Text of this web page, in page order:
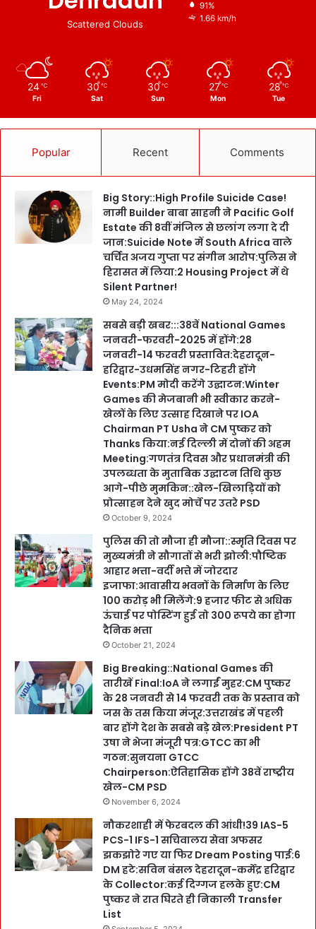
Scattered Clouds
91%
1.66 km/h
24 ℃
Fri
30 ℃
Sat
30 ℃
Sun
27 ℃
Mon
28 ℃
Tue
Popular Recent Comments
Big Story::High Profile Suicide Case!
नामी Builder बाबा साहनी ने Pacific Golf
Estate की 8वीं मंजिल से छलांग लगा दे दी
जान:Suicide Note में South Africa वाले
चर्चित अजय गुप्ता पर संगीन आरोप:पुलिस ने
हिरासत में लिया:2 Housing Project में थे
Silent Partner!
May 24, 2024
सबसे बड़ी खबर:::38वें National Games
जनवरी-फरवरी-2025 में होंगे:28
जनवरी-14 फरवरी प्रस्तावित:देहरादून-
हरिद्वार-उधमसिंह नगर-टिहरी होंगे
Events:PM मोदी करेंगे उद्घाटन:Winter
Games की मेजबानी भी स्वीकार करने-
खेलों के लिए उत्साह दिखाने पर IOA
Chairman PT Usha ने CM पुष्कर को
Thanks किया:नई दिल्ली में दोनों की अहम
Meeting:गणतंत्र दिवस और प्रधानमंत्री की
उपलब्धता के मुताबिक उद्घाटन तिथि कुछ
आगे-पीछे मुमकिन::खेल-खिलाड़ियों को
प्रोत्साहन देने खुद मोर्चे पर उतरे PSD
October 9, 2024
पुलिस की तो मौजा ही मौजा::स्मृति दिवस पर
मुख्यमंत्री ने सौगातों से भरी झोली:पौष्टिक
आहार भत्ता-वर्दी भत्ते में जोरदार
इजाफा:आवासीय भवनों के निर्माण के लिए
100 करोड़ भी मिलेंगे:9 हजार फीट से अधिक
ऊंचाई पर पोस्टिंग हुई तो 300 रूपये का होगा
दैनिक भत्ता
October 21, 2024
Big Breaking::National Games की
तारीखें Final:IoA ने लगाईं मुहर:CM पुष्कर
के 28 जनवरी से 14 फरवरी तक के प्रस्ताव को
जस के तस किया मंजूर:उत्तराखंड में पहली
बार होंगे देश के सबसे बड़े खेल:President PT
उषा ने भेजा मंजूरी पत्र:GTCC का भी
गठन:सुनयना GTCC
Chairperson:ऐतिहासिक होंगे 38वें राष्ट्रीय
खेल-CM PSD
November 6, 2024
नौकरशाही में फेरबदल की आंधी!39 IAS-5
PCS-1 IFS-1 सचिवालय सेवा अफसर
झकझोरे गए या फिर Dream Posting पाई:6
DM हटे:सविन बंसल देहरादून-कर्मेंद्र हरिद्वार
के Collector:कई दिग्गज हलके हुए:CM
पुष्कर ने रात घिरते ही निकाली Transfer
List